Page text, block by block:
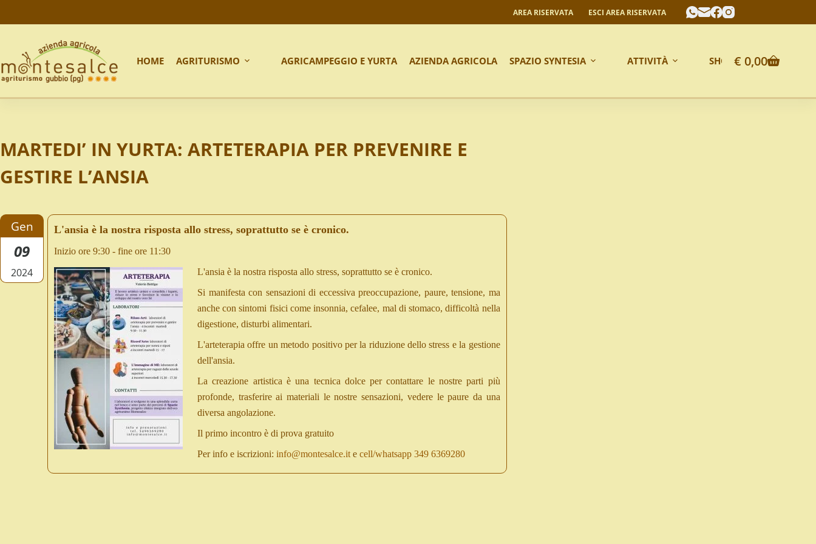
AREA RISERVATA ESCI AREA RISERVATA
HOME AGRITURISMO AGRICAMPEGGIO E YURTA AZIENDA AGRICOLA SPAZIO SYNTESIA ATTIVITÀ SHOP ONLINE
€ 0,00
MARTEDI’ IN YURTA: ARTETERAPIA PER PREVENIRE E
GESTIRE L’ANSIA
Gen
09
2024
L'ansia è la nostra risposta allo stress, soprattutto se è cronico.
Inizio ore 9:30 - fine ore 11:30
L'ansia è la nostra risposta allo stress, soprattutto se è cronico.
Si manifesta con sensazioni di eccessiva preoccupazione, paure, tensione, ma
anche con sintomi fisici come insonnia, cefalee, mal di stomaco, difficoltà nella
digestione, disturbi alimentari.
L'arteterapia offre un metodo positivo per la riduzione dello stress e la gestione
dell'ansia.
La creazione artistica è una tecnica dolce per contattare le nostre parti più
profonde, trasferire ai materiali le nostre sensazioni, vedere le paure da una
diversa angolazione.
Il primo incontro è di prova gratuito
Per info e iscrizioni: info@montesalce.it e cell/whatsapp 349 6369280